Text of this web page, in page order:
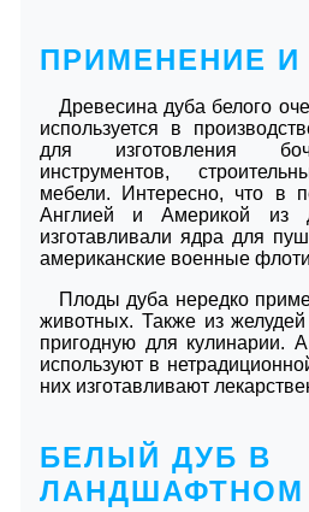
ПРИМЕНЕНИЕ И
Древесина дуба белого
используется в
для изготовления
инструментов,
мебели. Интересно, что в
Англией и Америкой из
изготавливали ядра для
американские военные
Плоды дуба нередко
животных. Также из желудей
пригодную для кулинарии.
используют в
них изготавливают
БЕЛЫЙ ДУБ В
ЛАНДШАФТНОМ